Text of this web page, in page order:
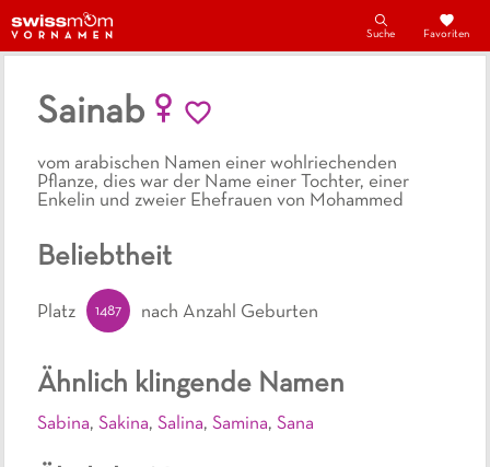
Suche Favoriten
Sainab
vom arabischen Namen einer wohlriechenden
Pflanze, dies war der Name einer Tochter, einer
Enkelin und zweier Ehefrauen von Mohammed
Ähnlich klingende Namen
Sabina, Sakina, Salina, Samina, Sana
Beliebtheit
Platz 1487 nach Anzahl Geburten